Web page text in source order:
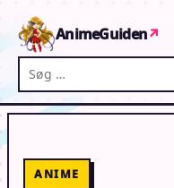
AnimeGuiden↗
Søg på AnimeGuiden
ANIME